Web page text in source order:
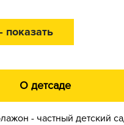
показать
О детсаде
- частный детский